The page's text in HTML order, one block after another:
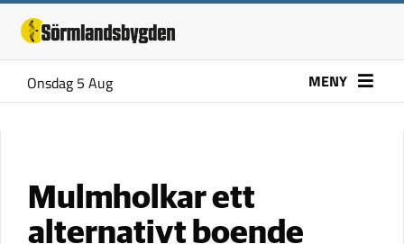
Onsdag 5 Aug MENY
Mulmholkar ett
alternativt boende